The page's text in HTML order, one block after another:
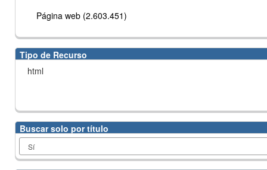
Página web (2.603.451)
Tipo de Recurso
html
Buscar solo por título